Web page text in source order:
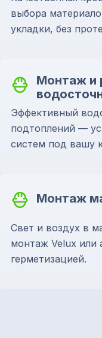
выбора
укладки, без
Монтаж и
Эффективный
подтоплений —
систем под вашу
Монтаж
Свет и воздух в
монтаж Velux или
герметизацией.